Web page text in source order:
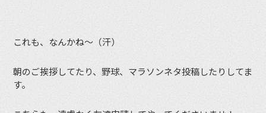
これも、なんかね〜（汗）
朝のご挨拶してたり、野球、マラソンネタ投稿したりしてま
す。